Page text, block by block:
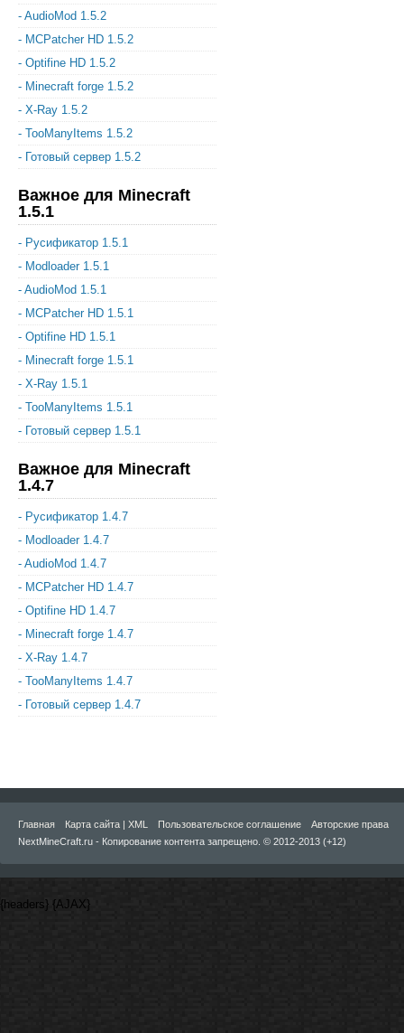
- AudioMod 1.5.2
- MCPatcher HD 1.5.2
- Optifine HD 1.5.2
- Minecraft forge 1.5.2
- X-Ray 1.5.2
- TooManyItems 1.5.2
- Готовый сервер 1.5.2
Важное для Minecraft
1.5.1
- Русификатор 1.5.1
- Modloader 1.5.1
- AudioMod 1.5.1
- MCPatcher HD 1.5.1
- Optifine HD 1.5.1
- Minecraft forge 1.5.1
- X-Ray 1.5.1
- TooManyItems 1.5.1
- Готовый сервер 1.5.1
Важное для Minecraft
1.4.7
- Русификатор 1.4.7
- Modloader 1.4.7
- AudioMod 1.4.7
- MCPatcher HD 1.4.7
- Optifine HD 1.4.7
- Minecraft forge 1.4.7
- X-Ray 1.4.7
- TooManyItems 1.4.7
- Готовый сервер 1.4.7
Главная Карта сайта | XML Пользовательское соглашение
Авторские права
NextMineCraft.ru - Копирование контента запрещено. © 2012-2013 (+12)
{headers} {AJAX}